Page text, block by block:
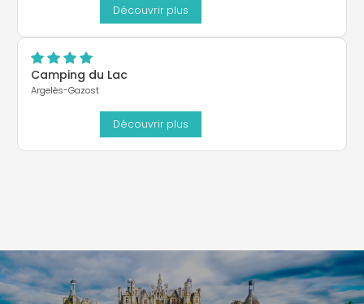
Découvrir plus
Camping du Lac
Argelès-Gazost
Découvrir plus